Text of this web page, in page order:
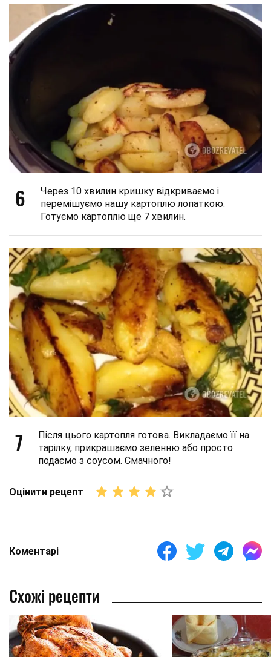
6
Через 10 хвилин кришку відкриваємо і
перемішуємо нашу картоплю лопаткою.
Готуємо картоплю ще 7 хвилин.
7
Після цього картопля готова. Викладаємо її на
тарілку, прикрашаємо зеленню або просто
подаємо з соусом. Смачного!
Оцінити рецепт
Коментарі
Схожі рецепти